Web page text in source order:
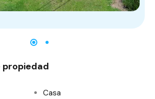
propiedad
Casa